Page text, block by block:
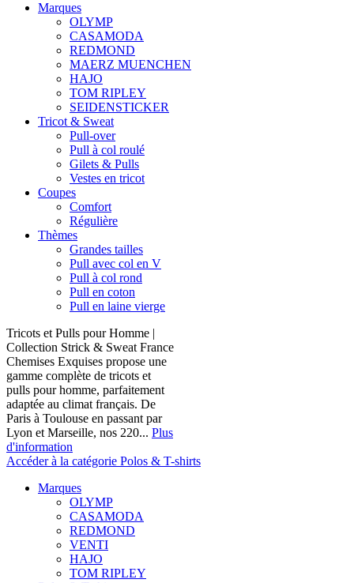
Marques
OLYMP
CASAMODA
REDMOND
MAERZ MUENCHEN
HAJO
TOM RIPLEY
SEIDENSTICKER
Tricot & Sweat
Pull-over
Pull à col roulé
Gilets & Pulls
Vestes en tricot
Coupes
Comfort
Régulière
Thèmes
Grandes tailles
Pull avec col en V
Pull à col rond
Pull en coton
Pull en laine vierge
Tricots et Pulls pour Homme |
Collection Strick & Sweat France
Chemises Exquises propose une
gamme complète de tricots et
pulls pour homme, parfaitement
adaptée au climat français. De
Paris à Toulouse en passant par
Lyon et Marseille, nos 220... Plus
d'information
Accéder à la catégorie Polos & T-shirts
Marques
OLYMP
CASAMODA
REDMOND
VENTI
HAJO
TOM RIPLEY